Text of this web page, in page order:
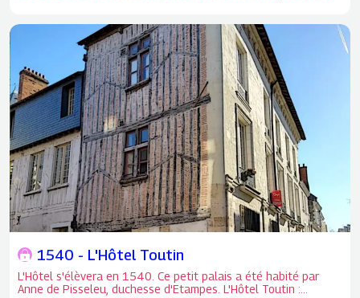
commença la pratique.
1540 - L'Hôtel Toutin
L'Hôtel s'élèvera en 1540. Ce petit palais a été habité par
Anne de Pisseleu, duchesse d'Etampes. L'Hôtel Toutin :